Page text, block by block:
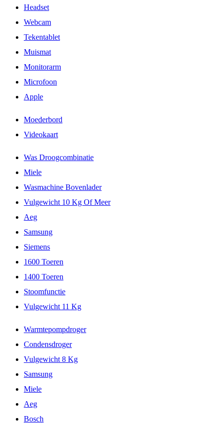
Headset
Webcam
Tekentablet
Muismat
Monitorarm
Microfoon
Apple
Moederbord
Videokaart
Was Droogcombinatie
Miele
Wasmachine Bovenlader
Vulgewicht 10 Kg Of Meer
Aeg
Samsung
Siemens
1600 Toeren
1400 Toeren
Stoomfunctie
Vulgewicht 11 Kg
Warmtepompdroger
Condensdroger
Vulgewicht 8 Kg
Samsung
Miele
Aeg
Bosch